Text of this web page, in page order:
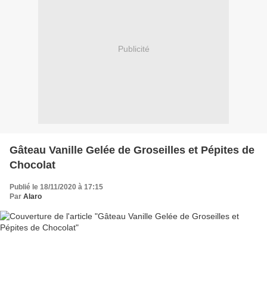
Publicité
Gâteau Vanille Gelée de Groseilles et Pépites de
Chocolat
Publié le 18/11/2020 à 17:15
Par Alaro